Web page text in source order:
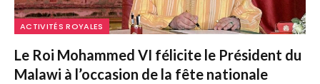
ACTIVITÉS ROYALES
Le Roi Mohammed VI félicite le Président du
Malawi à l’occasion de la fête nationale